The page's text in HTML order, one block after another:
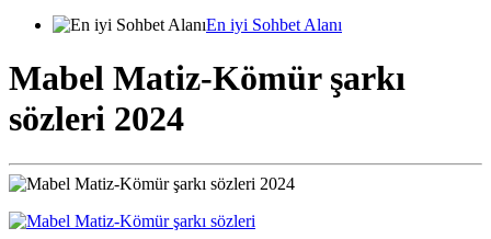
En iyi Sohbet Alanı
Mabel Matiz-Kömür şarkı
sözleri 2024